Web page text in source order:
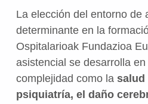
La elección del entorno de
determinante en la
Ospitalarioak Fundazioa
asistencial se desarrolla
complejidad como la salud
psiquiatría, el daño